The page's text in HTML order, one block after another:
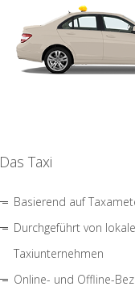
Das Taxi
Basierend auf
Durchgeführt von
Taxiunternehmen
Online- und Offline-